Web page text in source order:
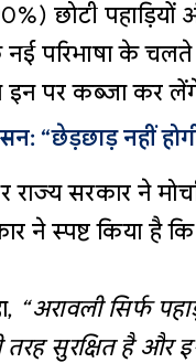
छोटी
परिभाषा के चलते
पर कब्जा कर
“छेड़छाड़ नहीं
सरकार ने
ने स्पष्ट किया है
“अरावली सिर्फ
तरह सुरक्षित है और